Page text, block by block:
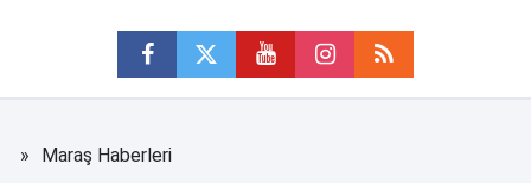
Maraş Haberleri